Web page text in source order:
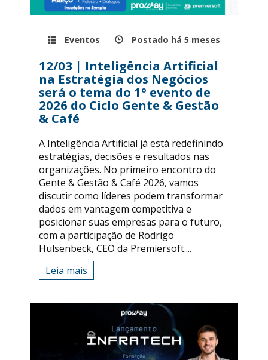
Eventos Postado há 5 meses
12/03 | Inteligência Artificial
na Estratégia dos Negócios
será o tema do 1º evento de
2026 do Ciclo Gente & Gestão
& Café
A Inteligência Artificial já está redefinindo
estratégias, decisões e resultados nas
organizações. No primeiro encontro do
Gente & Gestão & Café 2026, vamos
discutir como líderes podem transformar
dados em vantagem competitiva e
posicionar suas empresas para o futuro,
com a participação de Rodrigo
Hülsenbeck, CEO da Premiersoft....
Leia mais